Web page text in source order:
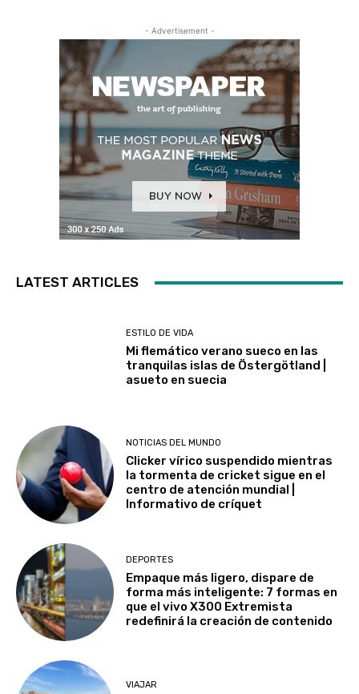
- Advertisement -
LATEST ARTICLES
ESTILO DE VIDA
Mi flemático verano sueco en las
tranquilas islas de Östergötland |
asueto en suecia
NOTICIAS DEL MUNDO
Clicker vírico suspendido mientras
la tormenta de cricket sigue en el
centro de atención mundial |
Informativo de críquet
DEPORTES
Empaque más ligero, dispare de
forma más inteligente: 7 formas en
que el vivo X300 Extremista
redefinirá la creación de contenido
VIAJAR